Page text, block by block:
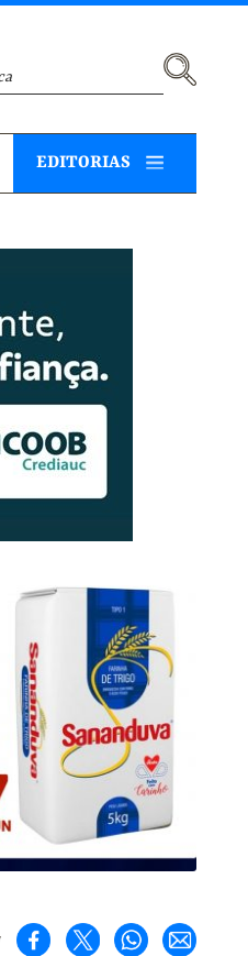
EDITORIAS